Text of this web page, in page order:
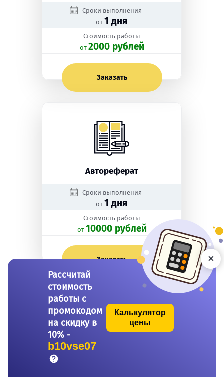
Сроки выполнения
от 1 дня
Стоимость работы
oт 2000 рублей
Заказать
Автореферат
Сроки выполнения
от 1 дня
Стоимость работы
oт 10000 рублей
Заказать
Бакалаврская работа
Рассчитай
стоимость
работы с
промокодом
на скидку в
10% -
b10vse07
Калькулятор
цены
×